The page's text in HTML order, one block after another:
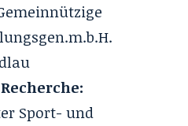
Sport- und